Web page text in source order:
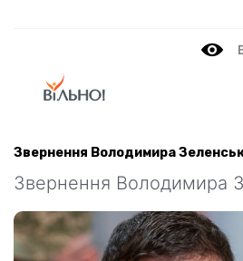
Звернення Володимира
Звернення Володимира